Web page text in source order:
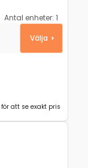
Antal enheter: 1
Välja
för att se exakt pris